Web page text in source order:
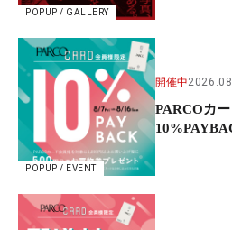
POPUP / GALLERY
POPUP / EVENT
開催中
PARCOカ